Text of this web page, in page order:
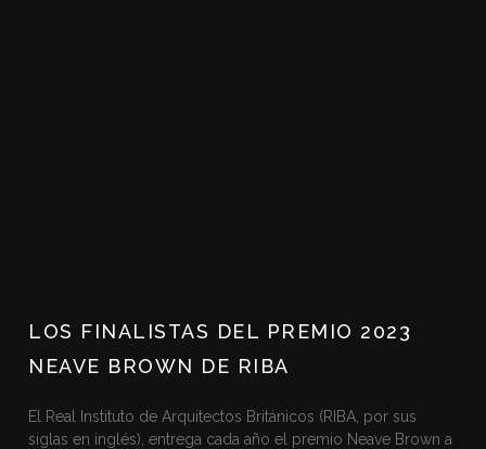
LOS FINALISTAS DEL PREMIO 2023
NEAVE BROWN DE RIBA
El Real Instituto de Arquitectos Británicos (RIBA, por sus
siglas en inglés), entrega cada año el premio Neave Brown a